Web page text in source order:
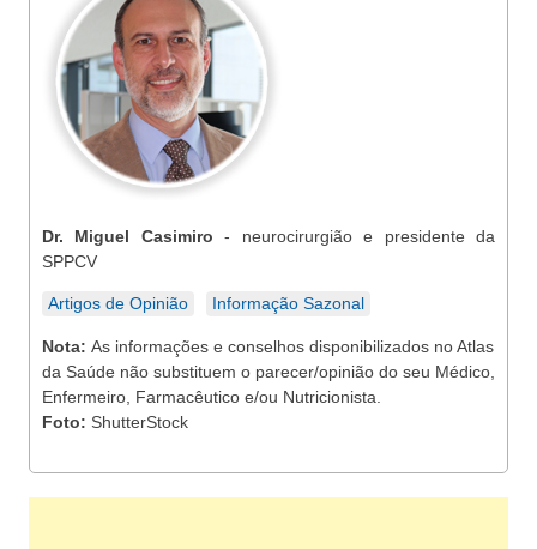
Dr. Miguel Casimiro - neurocirurgião e presidente da
SPPCV
Artigos de Opinião Informação Sazonal
Nota: As informações e conselhos disponibilizados no Atlas
da Saúde não substituem o parecer/opinião do seu Médico,
Enfermeiro, Farmacêutico e/ou Nutricionista.
Foto: ShutterStock